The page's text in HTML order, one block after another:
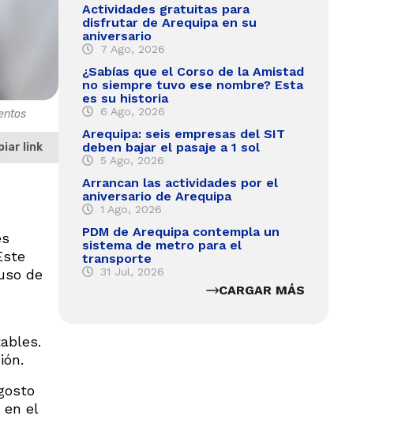
link
de
en el
Actividades gratuitas para
disfrutar de Arequipa en su
aniversario
7 Ago, 2026
¿Sabías que el Corso de la Amistad
no siempre tuvo ese nombre? Esta
es su historia
6 Ago, 2026
Arequipa: seis empresas del SIT
deben bajar el pasaje a 1 sol
5 Ago, 2026
Arrancan las actividades por el
aniversario de Arequipa
1 Ago, 2026
PDM de Arequipa contempla un
sistema de metro para el
transporte
31 Jul, 2026
CARGAR MÁS